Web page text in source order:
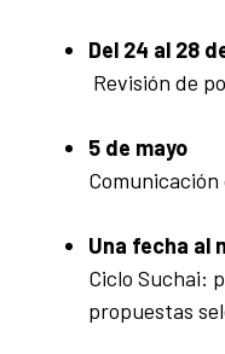
Del 24 al 28
Revisión de
5 de mayo
Comunicación
Una fecha al
Ciclo Suchai:
propuestas